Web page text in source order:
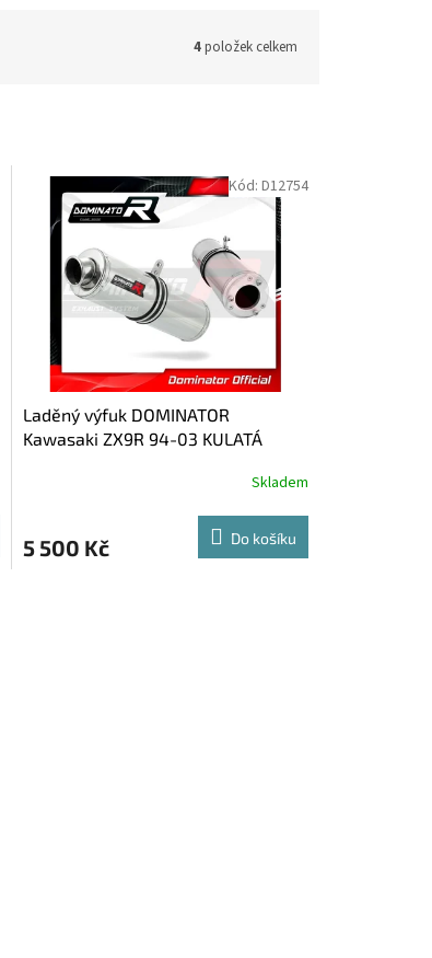
4položek celkem
Laděný výfuk DOMINATOR
Kawasaki ZX9R 94-03 KULATÁ
Skladem
5 500 Kč Do košíku
Kód: D12754